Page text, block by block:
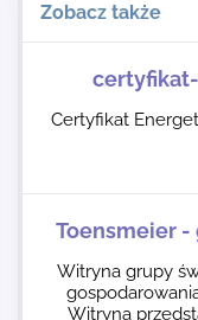
Zobacz także
Certyfikat
Toensmeier
Witryna grupy
Witryna